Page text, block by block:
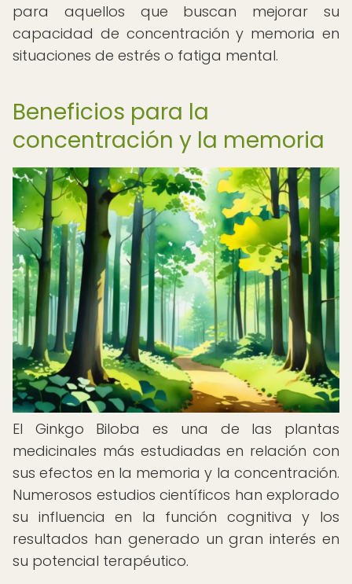
para aquellos que buscan mejorar su
capacidad de concentración y memoria en
situaciones de estrés o fatiga mental.
Beneficios para la
concentración y la memoria
El Ginkgo Biloba es una de las plantas
medicinales más estudiadas en relación con
sus efectos en la memoria y la concentración.
Numerosos estudios científicos han explorado
su influencia en la función cognitiva y los
resultados han generado un gran interés en
su potencial terapéutico.